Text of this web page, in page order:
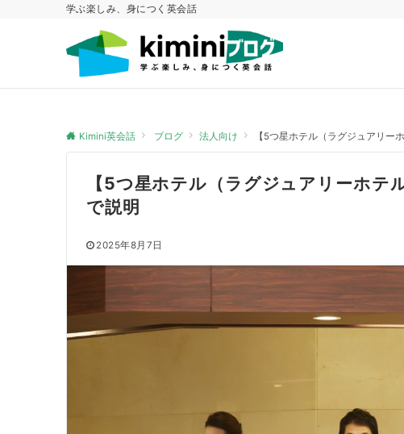
学ぶ楽しみ、身につく英会話
Kimini英会話 ブログ 法人向け 【5つ星ホテル（ラグジュアリー
【5つ星ホテル（ラグジュアリーホテ
で説明
2025年8月7日